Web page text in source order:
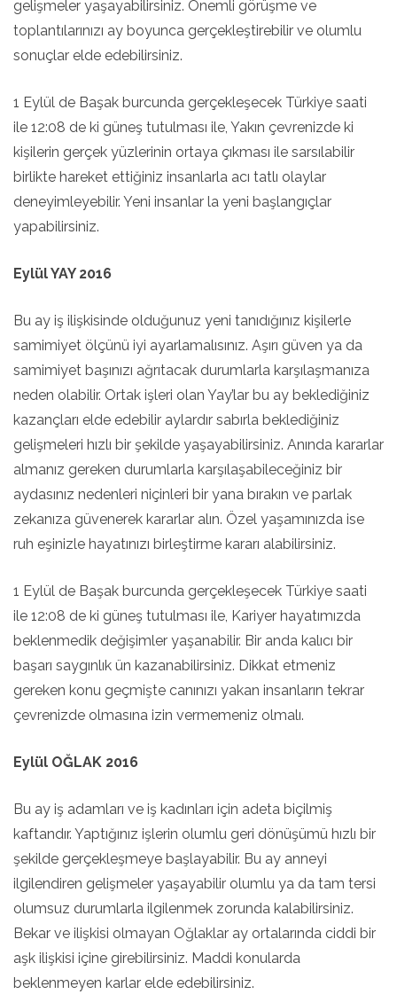
gelişmeler yaşayabilirsiniz. Önemli görüşme ve
toplantılarınızı ay boyunca gerçekleştirebilir ve olumlu
sonuçlar elde edebilirsiniz.
1 Eylül de Başak burcunda gerçekleşecek Türkiye saati
ile 12:08 de ki güneş tutulması ile, Yakın çevrenizde ki
kişilerin gerçek yüzlerinin ortaya çıkması ile sarsılabilir
birlikte hareket ettiğiniz insanlarla acı tatlı olaylar
deneyimleyebilir. Yeni insanlar la yeni başlangıçlar
yapabilirsiniz.
Eylül YAY 2016
Bu ay iş ilişkisinde olduğunuz yeni tanıdığınız kişilerle
samimiyet ölçünü iyi ayarlamalısınız. Aşırı güven ya da
samimiyet başınızı ağrıtacak durumlarla karşılaşmanıza
neden olabilir. Ortak işleri olan Yay’lar bu ay beklediğiniz
kazançları elde edebilir aylardır sabırla beklediğiniz
gelişmeleri hızlı bir şekilde yaşayabilirsiniz. Anında kararlar
almanız gereken durumlarla karşılaşabileceğiniz bir
aydasınız nedenleri niçinleri bir yana bırakın ve parlak
zekanıza güvenerek kararlar alın. Özel yaşamınızda ise
ruh eşinizle hayatınızı birleştirme kararı alabilirsiniz.
1 Eylül de Başak burcunda gerçekleşecek Türkiye saati
ile 12:08 de ki güneş tutulması ile, Kariyer hayatımızda
beklenmedik değişimler yaşanabilir. Bir anda kalıcı bir
başarı saygınlık ün kazanabilirsiniz. Dikkat etmeniz
gereken konu geçmişte canınızı yakan insanların tekrar
çevrenizde olmasına izin vermemeniz olmalı.
Eylül OĞLAK 2016
Bu ay iş adamları ve iş kadınları için adeta biçilmiş
kaftandır. Yaptığınız işlerin olumlu geri dönüşümü hızlı bir
şekilde gerçekleşmeye başlayabilir. Bu ay anneyi
ilgilendiren gelişmeler yaşayabilir olumlu ya da tam tersi
olumsuz durumlarla ilgilenmek zorunda kalabilirsiniz.
Bekar ve ilişkisi olmayan Oğlaklar ay ortalarında ciddi bir
aşk ilişkisi içine girebilirsiniz. Maddi konularda
beklenmeyen karlar elde edebilirsiniz.